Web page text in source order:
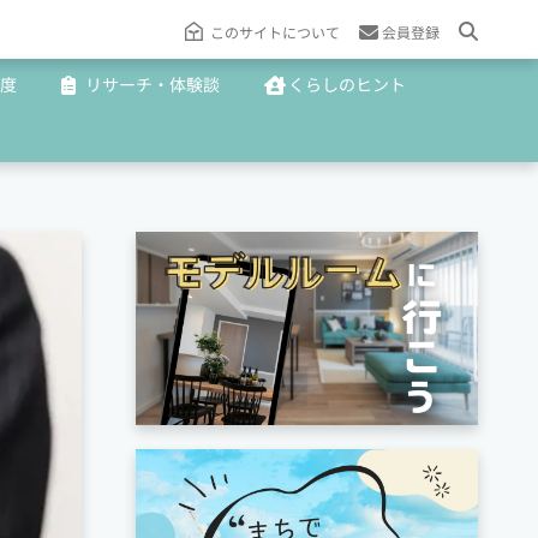
このサイトについて 会員登録
リサーチ・体験談 くらしのヒント